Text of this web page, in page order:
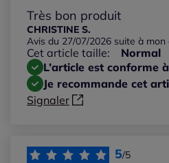
Les plus anciens
Notes les plus élevées
Notes les plus basses
Très bon produit
CHRISTINE S.
Avis du 27/07/2026 suite à
Cet article taille:
Normal
L’article est conforme
Je recommande cet
Signaler
5/5